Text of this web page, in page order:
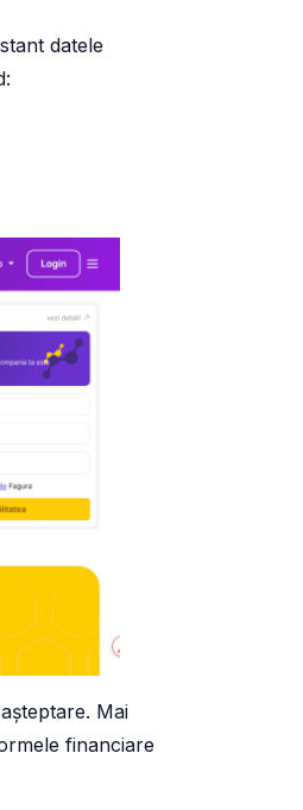
datele
Mai
financiare